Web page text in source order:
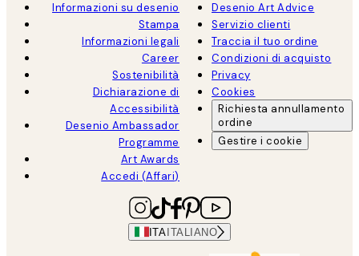
Informazioni su desenio
Stampa
Informazioni legali
Career
Sostenibilità
Dichiarazione di
Accessibilità
Desenio Ambassador
Programme
Art Awards
Accedi (Affari)
Desenio Art Advice
Servizio clienti
Traccia il tuo ordine
Condizioni di acquisto
Privacy
Cookies
Richiesta annullamento
ordine
Gestire i cookie
ITAITALIANO